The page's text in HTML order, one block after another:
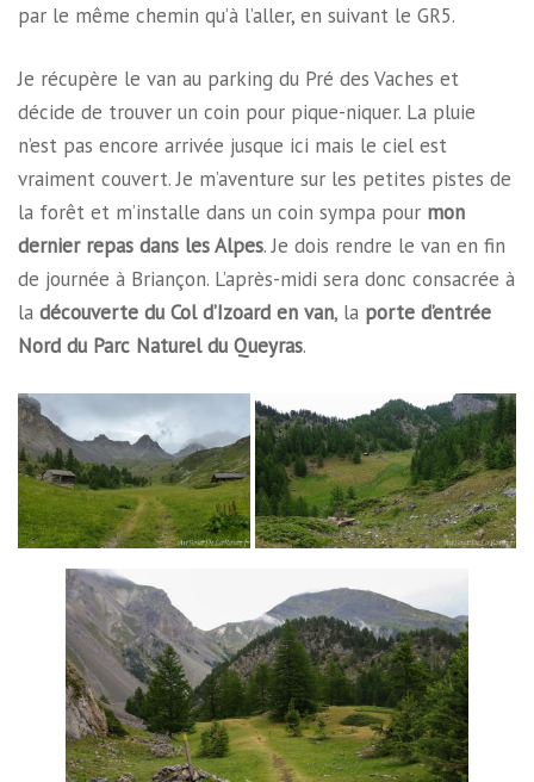
par le même chemin qu’à l’aller, en suivant le GR5.
Je récupère le van au parking du Pré des Vaches et
décide de trouver un coin pour pique-niquer. La pluie
n’est pas encore arrivée jusque ici mais le ciel est
vraiment couvert. Je m’aventure sur les petites pistes de
la forêt et m’installe dans un coin sympa pour mon
dernier repas dans les Alpes. Je dois rendre le van en fin
de journée à Briançon. L’après-midi sera donc consacrée à
la découverte du Col d’Izoard en van, la porte d’entrée
Nord du Parc Naturel du Queyras.